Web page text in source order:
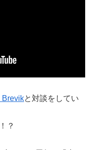
Brevikと対談をしてい
？